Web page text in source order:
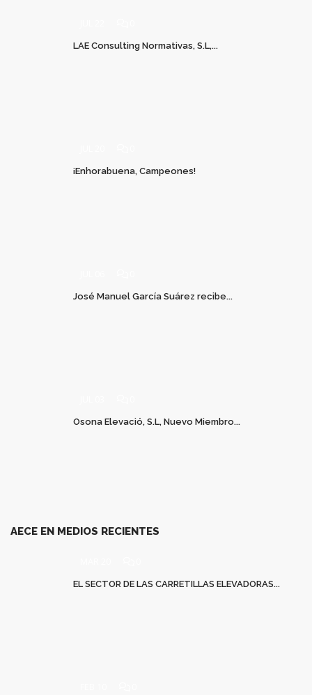
LAE Consulting Normativas, S.L,...
¡Enhorabuena, Campeones!
José Manuel García Suárez recibe...
Osona Elevació, S.L, Nuevo Miembro...
AECE EN MEDIOS RECIENTES
EL SECTOR DE LAS CARRETILLAS ELEVADORAS...